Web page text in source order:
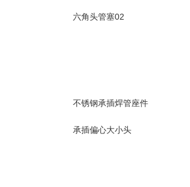
六角头管塞02
不锈钢承插焊管座件
承插偏心大小头